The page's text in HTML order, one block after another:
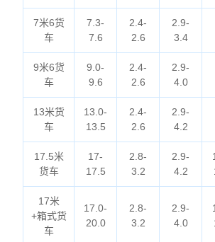
7米6货
车
7.3-
7.6
2.4-
2.6
2.9-
3.4
9米6货
车
9.0-
9.6
2.4-
2.6
2.9-
4.0
13米货
车
13.0-
13.5
2.4-
2.6
2.9-
4.2
17.5米
货车
17-
17.5
2.8-
3.2
2.9-
4.2
17米
+箱式货
车
17.0-
20.0
2.8-
3.2
2.9-
4.0